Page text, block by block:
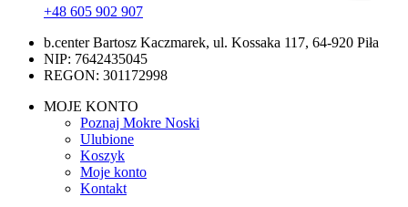
+48 605 902 907
b.center Bartosz Kaczmarek, ul. Kossaka 117, 64-920 Piła
NIP: 7642435045
REGON: 301172998
MOJE KONTO
Poznaj Mokre Noski
Ulubione
Koszyk
Moje konto
Kontakt